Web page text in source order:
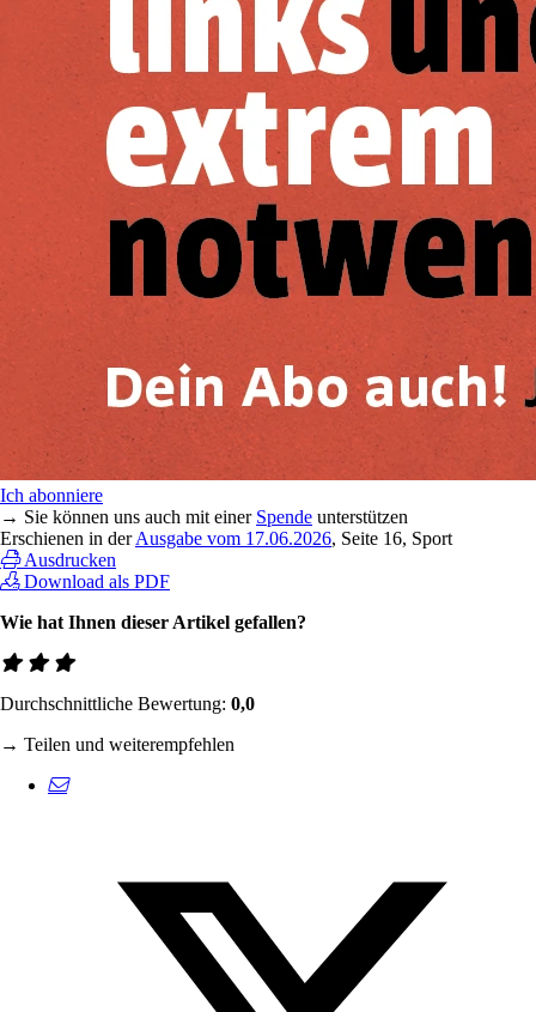
Ich abonniere
→ Sie können uns auch mit einer Spende unterstützen
Erschienen in derAusgabe vom 17.06.2026, Seite 16, Sport
Ausdrucken
Download als PDF
Wie hat Ihnen dieser Artikel gefallen?
Durchschnittliche Bewertung: 0,0
→ Teilen und weiterempfehlen